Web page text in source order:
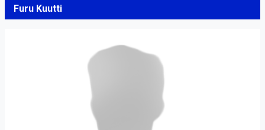
Furu Kuutti